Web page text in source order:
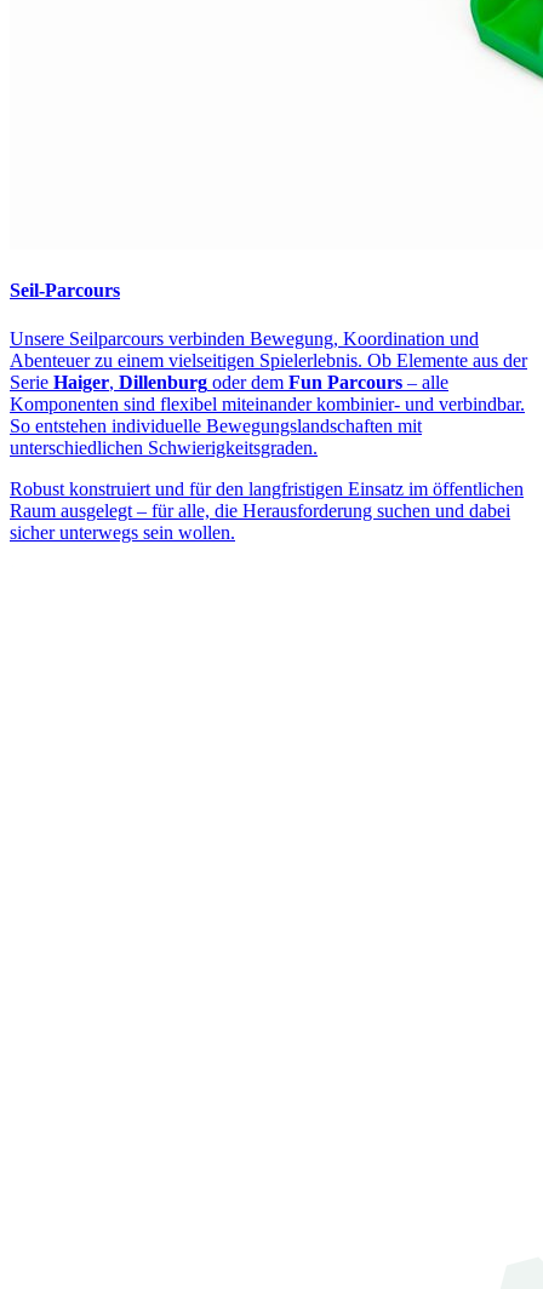
Seil-Parcours
Unsere Seilparcours verbinden Bewegung, Koordination und
Abenteuer zu einem vielseitigen Spielerlebnis. Ob Elemente aus der
Serie Haiger, Dillenburg oder dem Fun Parcours – alle
Komponenten sind flexibel miteinander kombinier- und verbindbar.
So entstehen individuelle Bewegungslandschaften mit
unterschiedlichen Schwierigkeitsgraden.
Robust konstruiert und für den langfristigen Einsatz im öffentlichen
Raum ausgelegt – für alle, die Herausforderung suchen und dabei
sicher unterwegs sein wollen.